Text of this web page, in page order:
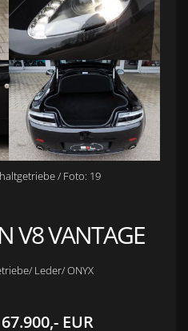
/ Foto: 19
V8 VANTAGE
Leder/ ONYX
67.900,- EUR